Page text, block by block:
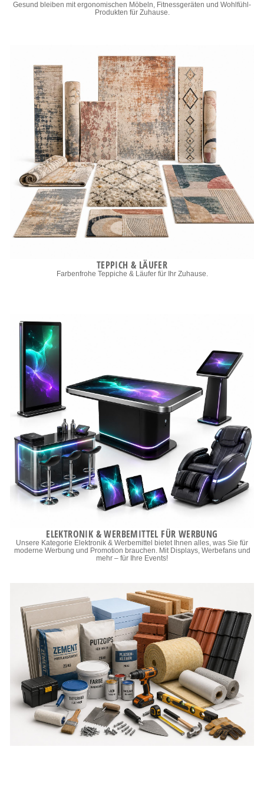
Gesund bleiben mit ergonomischen Möbeln, Fitnessgeräten und Wohlfühl-
Produkten für Zuhause.
TEPPICH & LÄUFER
Farbenfrohe Teppiche & Läufer für Ihr Zuhause.
ELEKTRONIK & WERBEMITTEL FÜR WERBUNG
Unsere Kategorie Elektronik & Werbemittel bietet Ihnen alles, was Sie für
moderne Werbung und Promotion brauchen. Mit Displays, Werbefans und
mehr – für Ihre Events!